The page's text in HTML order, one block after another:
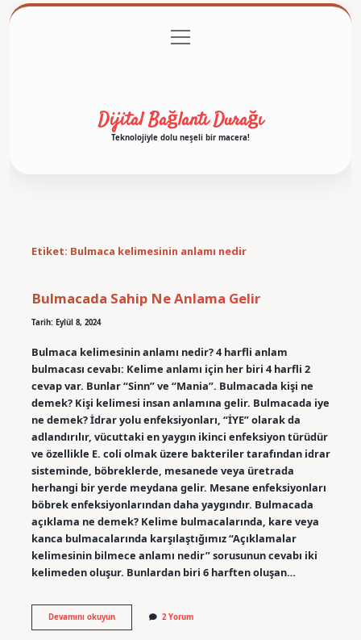
Gizlilik Politikası
menüyü
aç
Dijital Bağlantı Durağı
Teknolojiyle dolu neşeli bir macera!
Etiket: Bulmaca kelimesinin anlamı nedir
Bulmacada Sahip Ne Anlama Gelir
Tarih: Eylül 8, 2024
Bulmaca kelimesinin anlamı nedir? 4 harfli anlam
bulmacası cevabı: Kelime anlamı için her biri 4 harfli 2
cevap var. Bunlar “Sinn” ve “Mania”. Bulmacada kişi ne
demek? Kişi kelimesi insan anlamına gelir. Bulmacada iye
ne demek? İdrar yolu enfeksiyonları, “İYE” olarak da
adlandırılır, vücuttaki en yaygın ikinci enfeksiyon türüdür
ve özellikle E. coli olmak üzere bakteriler tarafından idrar
sisteminde, böbreklerde, mesanede veya üretrada
herhangi bir yerde meydana gelir. Mesane enfeksiyonları
böbrek enfeksiyonlarından daha yaygındır. Bulmacada
açıklama ne demek? Kelime bulmacalarında, kare veya
kanca bulmacalarında karşılaştığımız “Açıklamalar
kelimesinin bilmece anlamı nedir” sorusunun cevabı iki
kelimeden oluşur. Bunlardan biri 6 harften oluşan…
Devamını okuyunBulmacada
Sahip
2 Yorum